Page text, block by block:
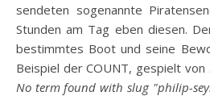
sendeten sogenannte
Stunden am Tag eben diesen.
bestimmtes Boot und seine
Beispiel der COUNT, gespielt von
No term found with slug "philip-